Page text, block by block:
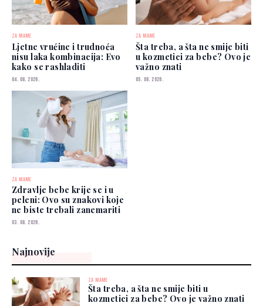
ZA MAME
Ljetne vrućine i trudnoća
nisu laka kombinacija: Evo
kako se rashladiti
04. 08. 2026.
ZA MAME
Šta treba, a šta ne smije biti
u kozmetici za bebe? Ovo je
važno znati
05. 08. 2026.
ZA MAME
Zdravlje bebe krije se i u
peleni: Ovo su znakovi koje
ne biste trebali zanemariti
03. 08. 2026.
Najnovije
ZA MAME
Šta treba, a šta ne smije biti u
kozmetici za bebe? Ovo je važno znati